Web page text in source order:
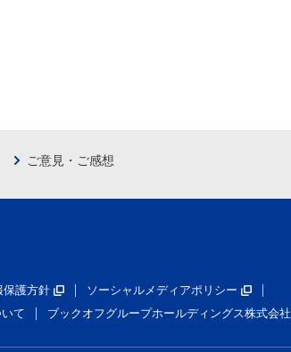
ご意見・ご感想
保護方針
ソーシャルメディアポリシー
て ブックオフグループホールディングス株式会社